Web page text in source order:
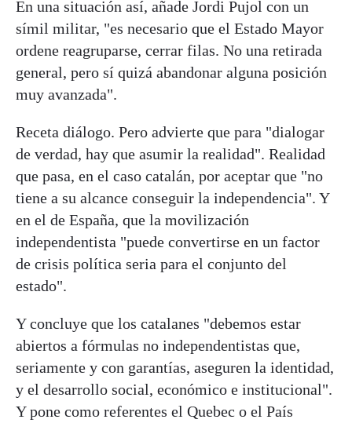
En una situación así, añade Jordi Pujol con un
símil militar, "es necesario que el Estado Mayor
ordene reagruparse, cerrar filas. No una retirada
general, pero sí quizá abandonar alguna posición
muy avanzada".
Receta diálogo. Pero advierte que para "dialogar
de verdad, hay que asumir la realidad". Realidad
que pasa, en el caso catalán, por aceptar que "no
tiene a su alcance conseguir la independencia". Y
en el de España, que la movilización
independentista "puede convertirse en un factor
de crisis política seria para el conjunto del
estado".
Y concluye que los catalanes "debemos estar
abiertos a fórmulas no independentistas que,
seriamente y con garantías, aseguren la identidad,
y el desarrollo social, económico e institucional".
Y pone como referentes el Quebec o el País